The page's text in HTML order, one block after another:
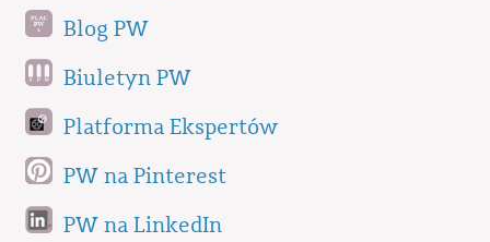
Blog PW
Biuletyn PW
Platforma Ekspertów
PW na Pinterest
PW na LinkedIn